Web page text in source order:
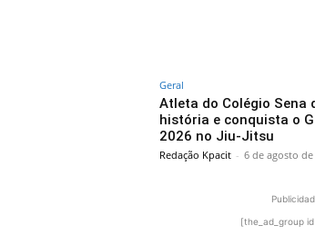
Geral
Atleta do Colégio Sena
história e conquista o
2026 no Jiu-Jitsu
Redação Kpacit - 6 de agosto de
[the_ad_group